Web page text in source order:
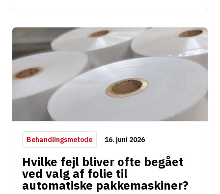
Behandlingsmetode 16. juni 2026
Hvilke fejl bliver ofte begået
ved valg af folie til
automatiske pakkemaskiner?